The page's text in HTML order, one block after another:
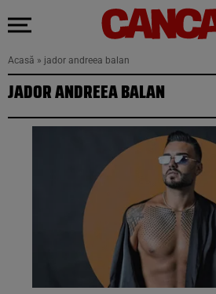
Acasă » jador andreea balan
JADOR ANDREEA BALAN